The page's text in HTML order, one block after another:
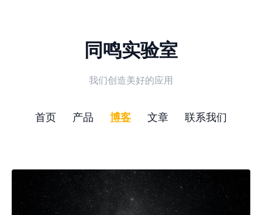
同鸣实验室
我们创造美好的应用
首页 产品 博客 文章 联系我们